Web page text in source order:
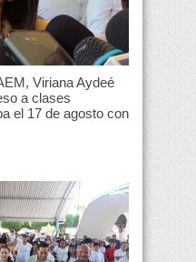
Viriana Aydeé
a clases
el 17 de agosto con